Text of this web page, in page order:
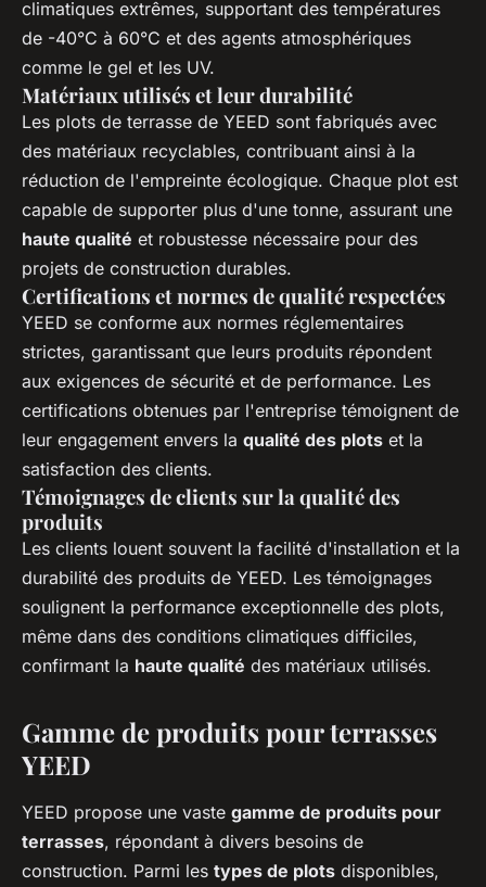
climatiques extrêmes, supportant des températures
de -40°C à 60°C et des agents atmosphériques
comme le gel et les UV.
Matériaux utilisés et leur durabilité
Les plots de terrasse de YEED sont fabriqués avec
des matériaux recyclables, contribuant ainsi à la
réduction de l'empreinte écologique. Chaque plot est
capable de supporter plus d'une tonne, assurant une
haute qualité et robustesse nécessaire pour des
projets de construction durables.
Certifications et normes de qualité respectées
YEED se conforme aux normes réglementaires
strictes, garantissant que leurs produits répondent
aux exigences de sécurité et de performance. Les
certifications obtenues par l'entreprise témoignent de
leur engagement envers la qualité des plots et la
satisfaction des clients.
Témoignages de clients sur la qualité des
produits
Les clients louent souvent la facilité d'installation et la
durabilité des produits de YEED. Les témoignages
soulignent la performance exceptionnelle des plots,
même dans des conditions climatiques difficiles,
confirmant la haute qualité des matériaux utilisés.
Gamme de produits pour terrasses
YEED
YEED propose une vaste gamme de produits pour
terrasses, répondant à divers besoins de
construction. Parmi les types de plots disponibles,